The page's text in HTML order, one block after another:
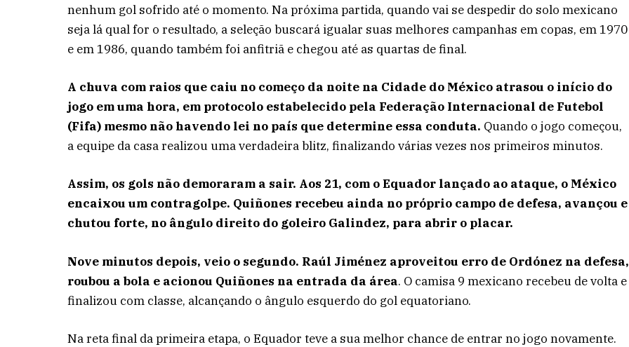
nenhum gol sofrido até o momento. Na próxima partida, quando vai se despedir do solo mexicano
seja lá qual for o resultado, a seleção buscará igualar suas melhores campanhas em copas, em 1970
e em 1986, quando também foi anfitriã e chegou até as quartas de final.
A chuva com raios que caiu no começo da noite na Cidade do México atrasou o início do
jogo em uma hora, em protocolo estabelecido pela Federação Internacional de Futebol
(Fifa) mesmo não havendo lei no país que determine essa conduta. Quando o jogo começou,
a equipe da casa realizou uma verdadeira blitz, finalizando várias vezes nos primeiros minutos.
Assim, os gols não demoraram a sair. Aos 21, com o Equador lançado ao ataque, o México
encaixou um contragolpe. Quiñones recebeu ainda no próprio campo de defesa, avançou e
chutou forte, no ângulo direito do goleiro Galindez, para abrir o placar.
Nove minutos depois, veio o segundo. Raúl Jiménez aproveitou erro de Ordónez na defesa,
roubou a bola e acionou Quiñones na entrada da área. O camisa 9 mexicano recebeu de volta e
finalizou com classe, alcançando o ângulo esquerdo do gol equatoriano.
Na reta final da primeira etapa, o Equador teve a sua melhor chance de entrar no jogo novamente.